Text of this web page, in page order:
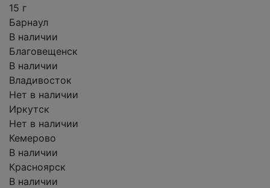
15 г
Барнаул
В наличии
Благовещенск
В наличии
Владивосток
Нет в наличии
Иркутск
Нет в наличии
Кемерово
В наличии
Красноярск
В наличии